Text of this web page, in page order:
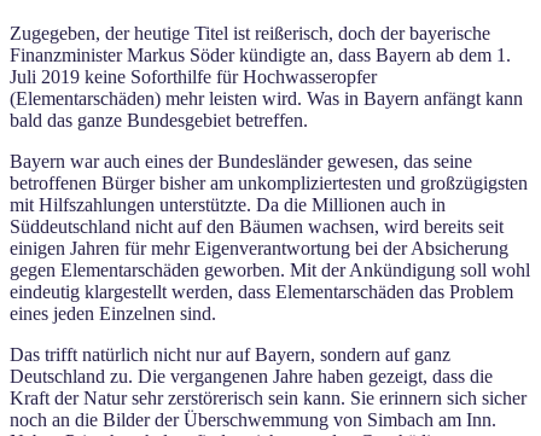
Zugegeben, der heutige Titel ist reißerisch, doch der bayerische
Finanzminister Markus Söder kündigte an, dass Bayern ab dem 1.
Juli 2019 keine Soforthilfe für Hochwasseropfer
(Elementarschäden) mehr leisten wird. Was in Bayern anfängt kann
bald das ganze Bundesgebiet betreffen.
Bayern war auch eines der Bundesländer gewesen, das seine
betroffenen Bürger bisher am unkompliziertesten und großzügigsten
mit Hilfszahlungen unterstützte. Da die Millionen auch in
Süddeutschland nicht auf den Bäumen wachsen, wird bereits seit
einigen Jahren für mehr Eigenverantwortung bei der Absicherung
gegen Elementarschäden geworben. Mit der Ankündigung soll wohl
eindeutig klargestellt werden, dass Elementarschäden das Problem
eines jeden Einzelnen sind.
Das trifft natürlich nicht nur auf Bayern, sondern auf ganz
Deutschland zu. Die vergangenen Jahre haben gezeigt, dass die
Kraft der Natur sehr zerstörerisch sein kann. Sie erinnern sich sicher
noch an die Bilder der Überschwemmung von Simbach am Inn.